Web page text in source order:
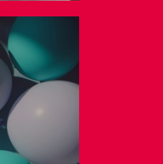
in der
Region
eignet sich als idealer
Ihrer Fahrradtour. Nantes
zweier in Frankreich
Routen:
Fahrradtour, bei der Sie die
Kanal von Nantes nach